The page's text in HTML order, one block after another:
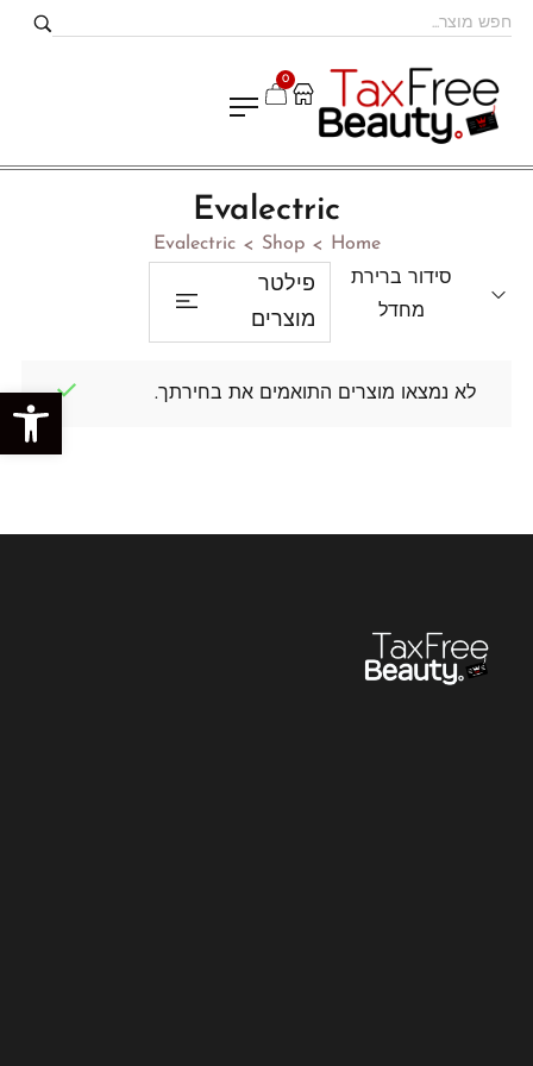
פתח סרגל נגישות
0
Evalectric
Home
>
Shop
>
Evalectric
סידור ברירת
מחדל
פילטר
מוצרים
לא נמצאו מוצרים התואמים את בחירתך.